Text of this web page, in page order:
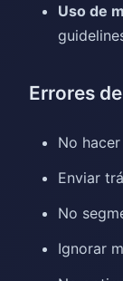
Uso de
Errores
No
Enviar
No
Ignorar